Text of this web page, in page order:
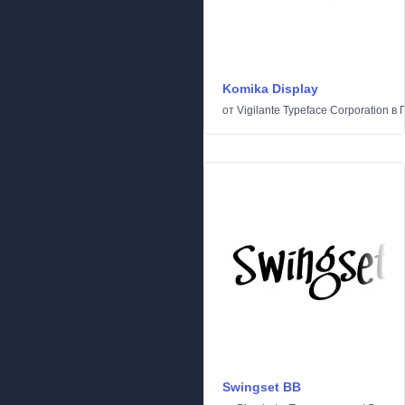
Komika Display
от Vigilante Typeface Corporation в
Swingset BB